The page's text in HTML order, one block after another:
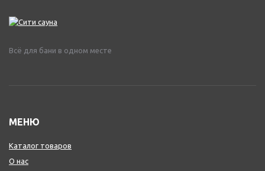
Всё для бани в одном месте
МЕНЮ
Каталог товаров
О нас